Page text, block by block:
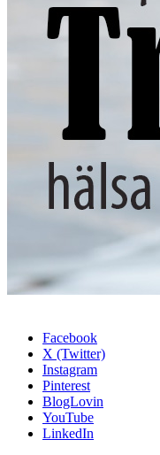
Facebook
X (Twitter)
Instagram
Pinterest
BlogLovin
YouTube
LinkedIn